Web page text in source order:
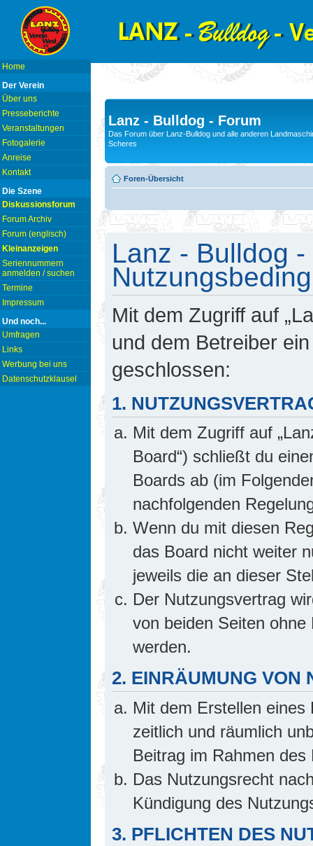
Home
Der Verein
Über uns
Presseberichte
Veranstaltungen
Fotogalerie
Anreise
Kontakt
Die Szene
Diskussionsforum
Forum Archiv
Forum (englisch)
Kleinanzeigen
Seriennummern
anmelden / suchen
Termine
Impressum
Und noch...
Umfragen
Links
Werbung bei uns
Datenschutzklausel
Lanz - Bulldog - Forum
Das Forum über Lanz-Bulldog und alle anderen
Scheres
Foren-Übersicht
Lanz - Bulldog
Mit dem Zugriff auf
und dem Betreiber
geschlossen:
1.
Mit dem Zugriff auf
Board“) schließt du
Boards ab (im
nachfolgenden
Wenn du mit diesen
das Board nicht weiter
jeweils die an dieser
Der Nutzungsvertrag
von beiden Seiten
werden.
2. EINRÄUMUNG VON
Mit dem Erstellen
zeitlich und räumlich
Beitrag im Rahmen
Das Nutzungsrecht
Kündigung des
3. PFLICHTEN DES